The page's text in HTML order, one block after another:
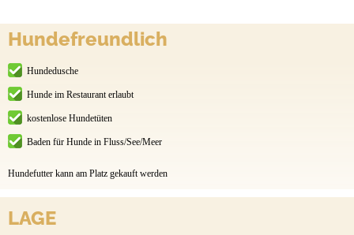
Hundefreundlich
Hundedusche
Hunde im Restaurant erlaubt
kostenlose Hundetüten
Baden für Hunde in Fluss/See/Meer
Hundefutter kann am Platz gekauft werden
LAGE